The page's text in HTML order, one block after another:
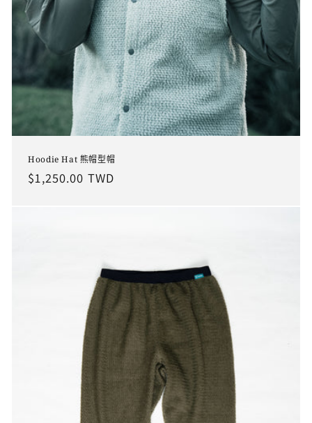
Hoodie Hat 熊帽型帽
定
$1,250.00 TWD